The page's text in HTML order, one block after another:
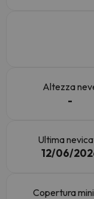
Altezza
-
Ultima
12/06/
Copertura